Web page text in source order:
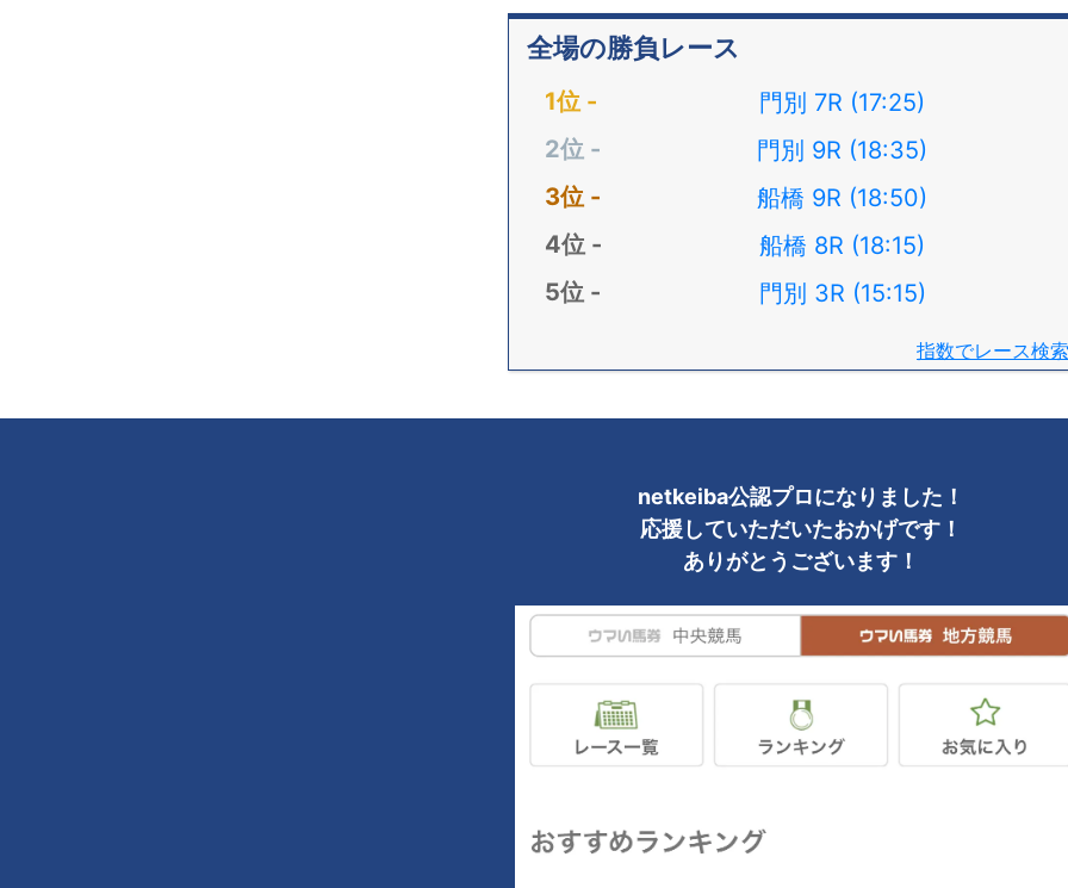
全場の勝負レース
門別 7R (17:25)
門別 9R (18:35)
船橋 9R (18:50)
船橋 8R (18:15)
門別 3R (15:15)
指数でレース検索
netkeiba公認プロになりました！
応援していただいたおかげです！
ありがとうございます！